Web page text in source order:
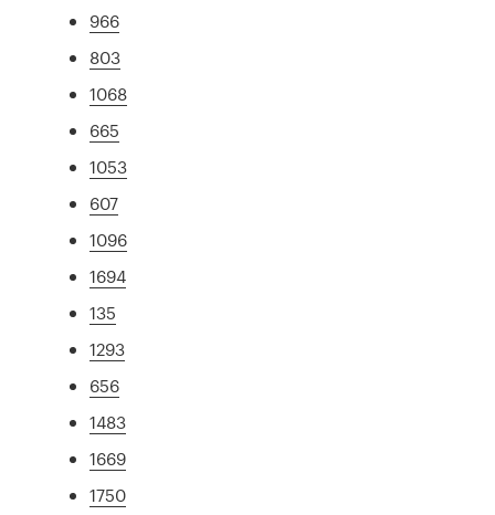
966
803
1068
665
1053
607
1096
1694
135
1293
656
1483
1669
1750